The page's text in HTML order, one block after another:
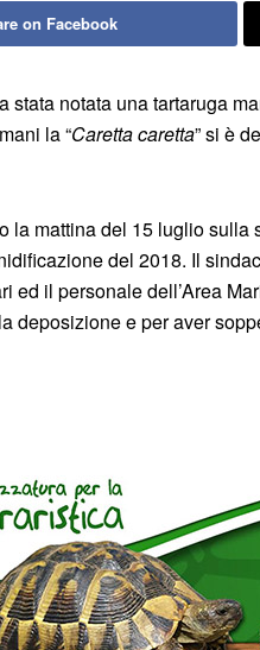
on Facebook
stata notata una tartaruga
la “Caretta caretta” si è
la mattina del 15 luglio
del 2018. Il
ed il personale dell’Area
deposizione e per aver